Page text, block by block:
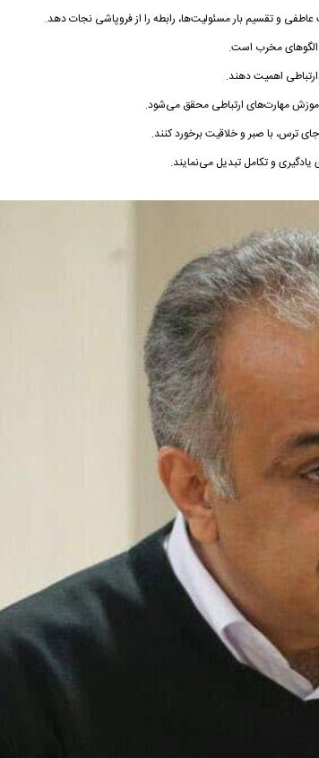
و تقسیم بار مسئولیت‌ها، رابطه را از فروپاشی نجات دهد.
الگوهای مخرب است.
اهمیت دهند.
آموزش مهارت‌های ارتباطی محقق می‌شود.
ترس، با صبر و خلاقیت برخورد کنند.
یادگیری و تکامل تبدیل می‌نمایند.